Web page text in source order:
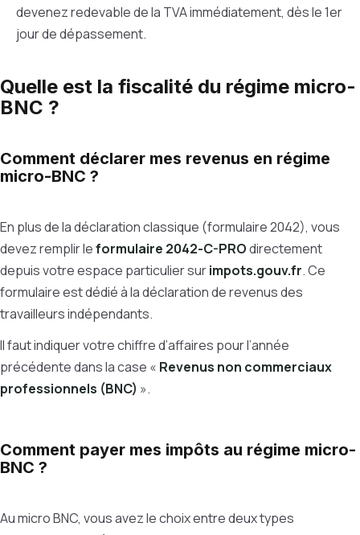
devenez redevable de la TVA immédiatement, dès le 1er
jour de dépassement.
Quelle est la fiscalité du régime micro-
BNC ?
Comment déclarer mes revenus en régime
micro-BNC ?
En plus de la déclaration classique (formulaire 2042), vous
devez remplir leformulaire 2042-C-PROdirectement
depuis votre espace particulier surimpots.gouv.fr. Ce
formulaire est dédié à la déclaration de revenus des
travailleurs indépendants.
Il faut indiquer votre chiffre d’affaires pour l’année
précédente dans la case « Revenus non commerciaux
professionnels (BNC) ».
Comment payer mes impôts au régime micro-
BNC ?
Au micro BNC, vous avez le choix entre deux types